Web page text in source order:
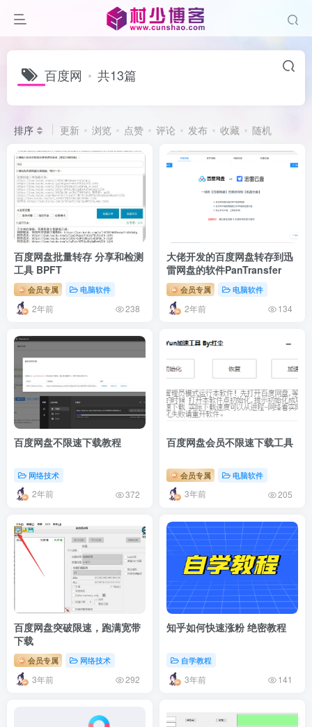
百度网 共13篇
排序 更新 浏览 点赞 评论 发布 收藏 随机
百度网盘批量转存 分享和检测
工具 BPFT
会员专属 电脑软件
2年前 238
大佬开发的百度网盘转存到迅
雷网盘的软件PanTransfer
会员专属 电脑软件
2年前 134
百度网盘不限速下载教程
网络技术
2年前 372
百度网盘会员不限速下载工具
会员专属 电脑软件
3年前 205
百度网盘突破限速，跑满宽带
下载
会员专属 网络技术
3年前 292
知乎如何快速涨粉 绝密教程
自学教程
3年前 141